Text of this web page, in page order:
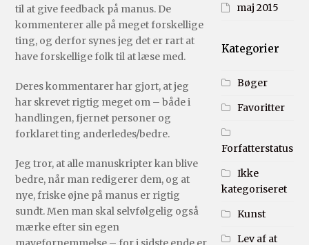
til at give feedback på manus. De
kommenterer alle på meget forskellige
ting, og derfor synes jeg det er rart at
have forskellige folk til at læse med.
Deres kommentarer har gjort, at jeg
har skrevet rigtig meget om – både i
handlingen, fjernet personer og
forklaret ting anderledes/bedre.
Jeg tror, at alle manuskripter kan blive
bedre, når man redigerer dem, og at
nye, friske øjne på manus er rigtig
sundt. Men man skal selvfølgelig også
mærke efter sin egen
maj 2015
Kategorier
Bøger
Favoritter
Forfatterstatus
Ikke
kategoriseret
Kunst
Lev af at